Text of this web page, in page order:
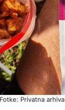
Fotke: Privatna arhiva